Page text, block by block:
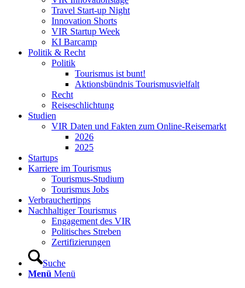
Travel Start-up Night
Innovation Shorts
VIR Startup Week
KI Barcamp
Politik & Recht
Politik
Tourismus ist bunt!
Aktionsbündnis Tourismusvielfalt
Recht
Reiseschlichtung
Studien
VIR Daten und Fakten zum Online-Reisemarkt
2026
2025
Startups
Karriere im Tourismus
Tourismus-Studium
Tourismus Jobs
Verbrauchertipps
Nachhaltiger Tourismus
Engagement des VIR
Politisches Streben
Zertifizierungen
Suche
Menü Menü